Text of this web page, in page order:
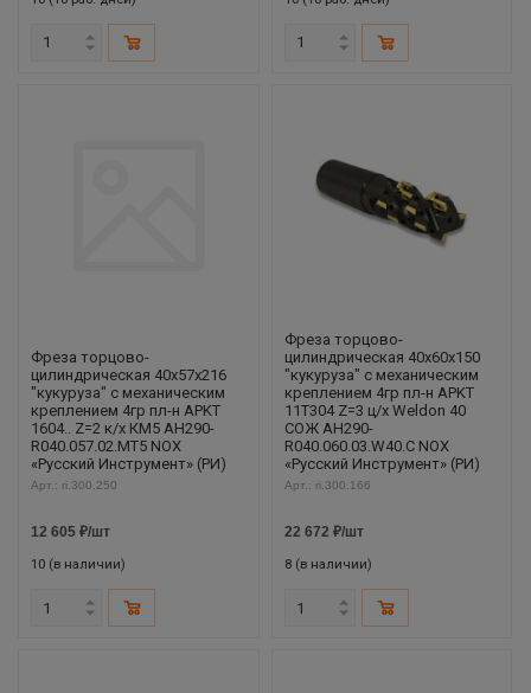
Фреза торцово-
цилиндрическая 40x57x216
"кукуруза" с механическим
креплением 4гр пл-н APKT
1604.. Z=2 к/х КМ5 AH290-
R040.057.02.MT5 NOX
«Русский Инструмент» (РИ)
Арт.: ri.300.250
12 605 ₽/шт
10 (в наличии)
Фреза торцово-
цилиндрическая 40x60x150
"кукуруза" с механическим
креплением 4гр пл-н APKT
11T304 Z=3 ц/х Weldon 40
СОЖ AH290-
R040.060.03.W40.C NOX
«Русский Инструмент» (РИ)
Арт.: ri.300.166
22 672 ₽/шт
8 (в наличии)